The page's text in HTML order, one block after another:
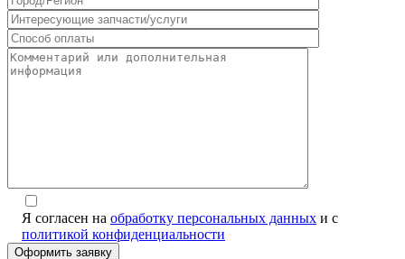
Я согласен на обработку персональных данных и с
политикой конфиденциальности